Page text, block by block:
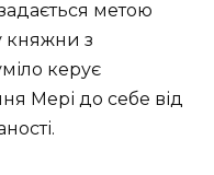
метою
княжни з
керує
Мері до себе від